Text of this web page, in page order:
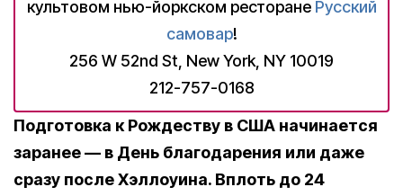
культовом нью-йоркском ресторане Русский
самовар!
256 W 52nd St, New York, NY 10019
212-757-0168
Подготовка к Рождеству в США начинается
заранее — в День благодарения или даже
сразу после Хэллоуина. Вплоть до 24